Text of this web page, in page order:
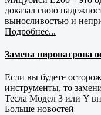
доказал свою
выносливостью и
Подробнее...
Замена пиропатрона
Если вы будете
инструменты, то
Тесла Модел 3 или Y
Больше новостей